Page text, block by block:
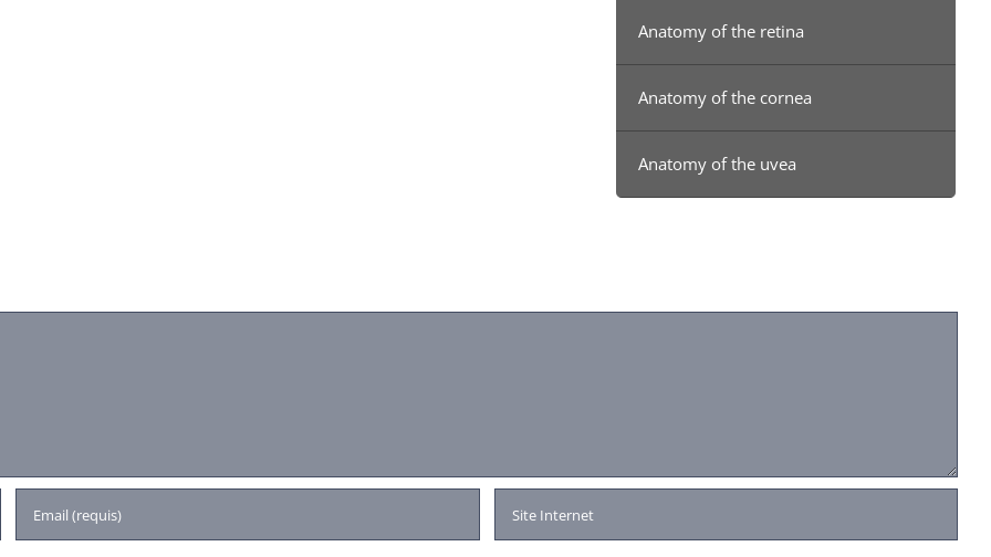
Anatomy of the retina
Anatomy of the cornea
Anatomy of the uvea